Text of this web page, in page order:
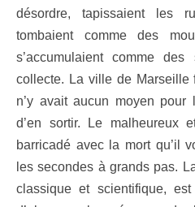
désordre, tapissaient les
tombaient comme des
s’accumulaient comme
collecte. La ville de Marseille
n’y avait aucun moyen pour
d’en sortir. Le malheureux
barricadé avec la mort qu’il
les secondes à grands pas.
classique et scientifique,